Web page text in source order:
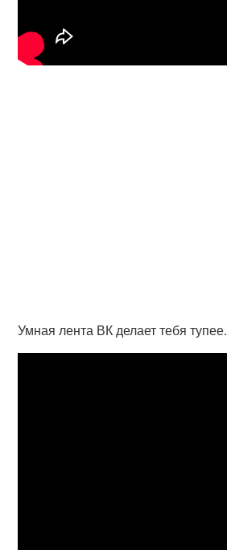
Умная лента ВК делает тебя тупее.